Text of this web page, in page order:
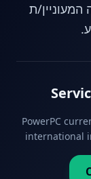
ת
PowerPC
international